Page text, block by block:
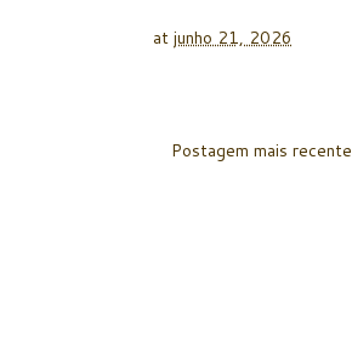
at junho 21, 2026
Postagem mais recente